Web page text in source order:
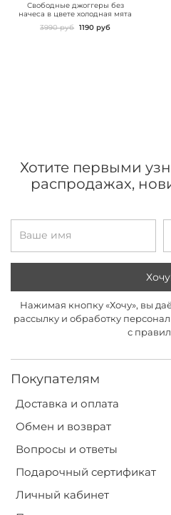
Свободные джоггеры без
начеса в цвете холодная мята
3990 руб 1190 руб
Покупателям
Доставка и оплата
Обмен и возврат
Вопросы и ответы
Подарочный сертификат
Личный кабинет
Хотите первыми
распродажах,
Нажимая кнопку «Хочу», вы
рассылку и обработку
с